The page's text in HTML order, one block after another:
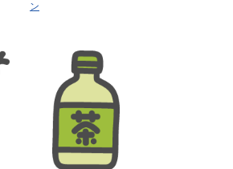
ン